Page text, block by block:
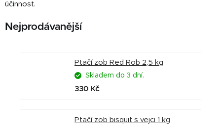
účinnost.
Nejprodávanější
Ptačí zob Red Rob 2,5 kg
Skladem do 3 dní.
330 Kč
Ptačí zob bisquit s vejci 1 kg